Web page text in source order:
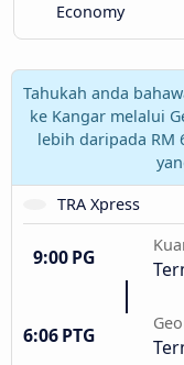
Economy
Tahukah anda
ke Kangar melalui
lebih daripada RM
TRA Xpress
9:00 PG
6:06 PTG